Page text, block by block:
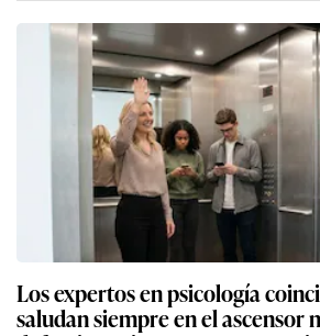
Los expertos en psicología
saludan siempre en el ascensor